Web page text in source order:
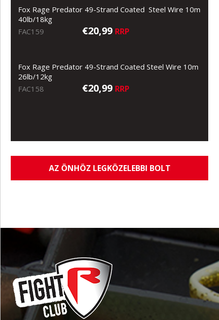
Fox Rage Predator 49-Strand Coated Steel Wire 10m
40lb/18kg
FAC159
€20,99 RRP
Fox Rage Predator 49-Strand Coated Steel Wire 10m
26lb/12kg
FAC158
€20,99 RRP
AZ ÖNHÖZ LEGKÖZELEBBI BOLT